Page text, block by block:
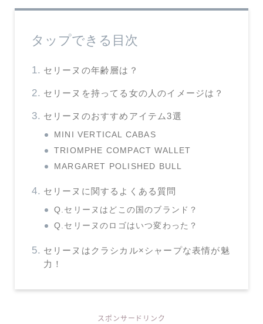
タップできる目次
セリーヌの年齢層は？
セリーヌを持ってる女の人のイメージは？
セリーヌのおすすめアイテム3選
MINI VERTICAL CABAS
TRIOMPHE COMPACT WALLET
MARGARET POLISHED BULL
セリーヌに関するよくある質問
Q.セリーヌはどこの国のブランド？
Q.セリーヌのロゴはいつ変わった？
セリーヌはクラシカル×シャープな表情が魅
力！
スポンサードリンク